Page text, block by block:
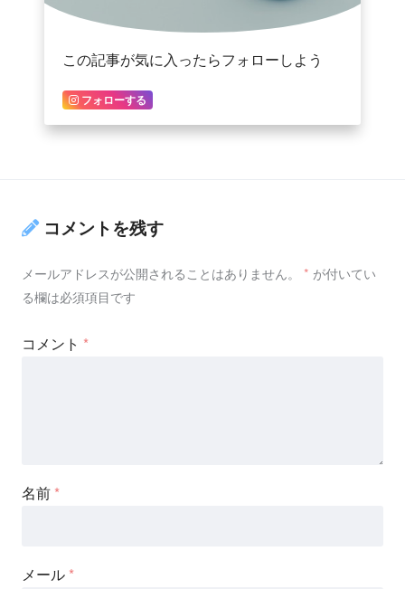
この記事が気に入ったらフォローしよう
フォローする
コメントを残す
メールアドレスが公開されることはありません。 * が付いてい
る欄は必須項目です
コメント *
名前 *
メール *